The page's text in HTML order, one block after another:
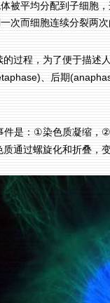
被平均分配到子细胞
次而细胞连续分裂两
过程，为了便于描述
、后期
件是：①染色质凝缩，②
通过螺旋化和折叠，